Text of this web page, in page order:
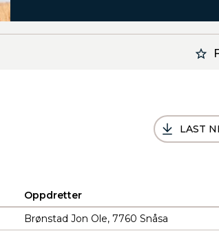
LAST
Oppdretter
Brønstad Jon Ole, 7760 Snåsa